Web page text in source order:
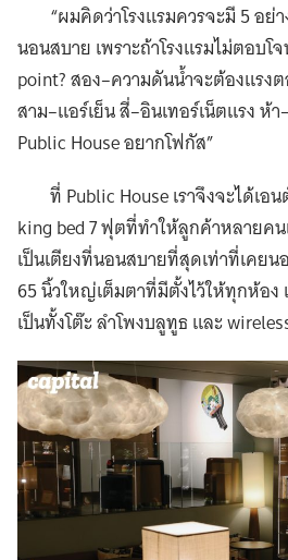
“ผมคิดว่าโรงแรมควรจะมี 5 อย่
นอนสบาย เพราะถ้าโรงแรมไม่ตอบโ
point? สอง–ความดันน้ำจะต้องแรง
สาม–แอร์เย็น สี่–อินเทอร์เน็ตแรง ห้
Public House อยากโฟกัส”
ที่ Public House เราจึงจะได้เอ
king bed 7 ฟุตที่ทำให้ลูกค้าหลายค
เป็นเตียงที่นอนสบายที่สุดเท่าที่เคยน
65 นิ้วใหญ่เต็มตาที่มีตั้งไว้ให้ทุกห้อง
เป็นทั้งโต๊ะ ลำโพงบลูทูธ และ